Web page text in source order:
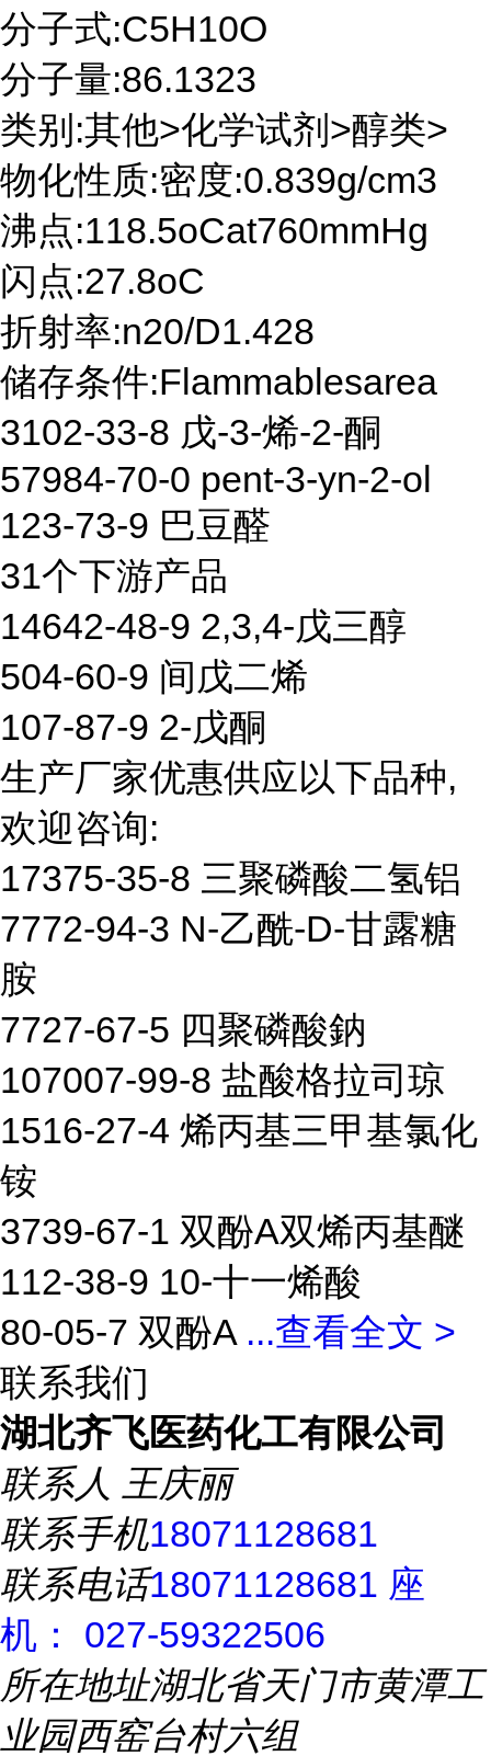
分子式:C5H10O
分子量:86.1323
类别:其他>化学试剂>醇类>
物化性质:密度:0.839g/cm3
沸点:118.5oCat760mmHg
闪点:27.8oC
折射率:n20/D1.428
储存条件:Flammablesarea
3102-33-8 戊-3-烯-2-酮
57984-70-0 pent-3-yn-2-ol
123-73-9 巴豆醛
31个下游产品
14642-48-9 2,3,4-戊三醇
504-60-9 间戊二烯
107-87-9 2-戊酮
生产厂家优惠供应以下品种,
欢迎咨询:
17375-35-8 三聚磷酸二氢铝
7772-94-3 N-乙酰-D-甘露糖
胺
7727-67-5 四聚磷酸鈉
107007-99-8 盐酸格拉司琼
1516-27-4 烯丙基三甲基氯化
铵
3739-67-1 双酚A双烯丙基醚
112-38-9 10-十一烯酸
80-05-7 双酚A ...查看全文 >
联系我们
湖北齐飞医药化工有限公司
联系人 王庆丽
联系手机18071128681
联系电话18071128681 座
机： 027-59322506
所在地址湖北省天门市黄潭工
业园西窑台村六组